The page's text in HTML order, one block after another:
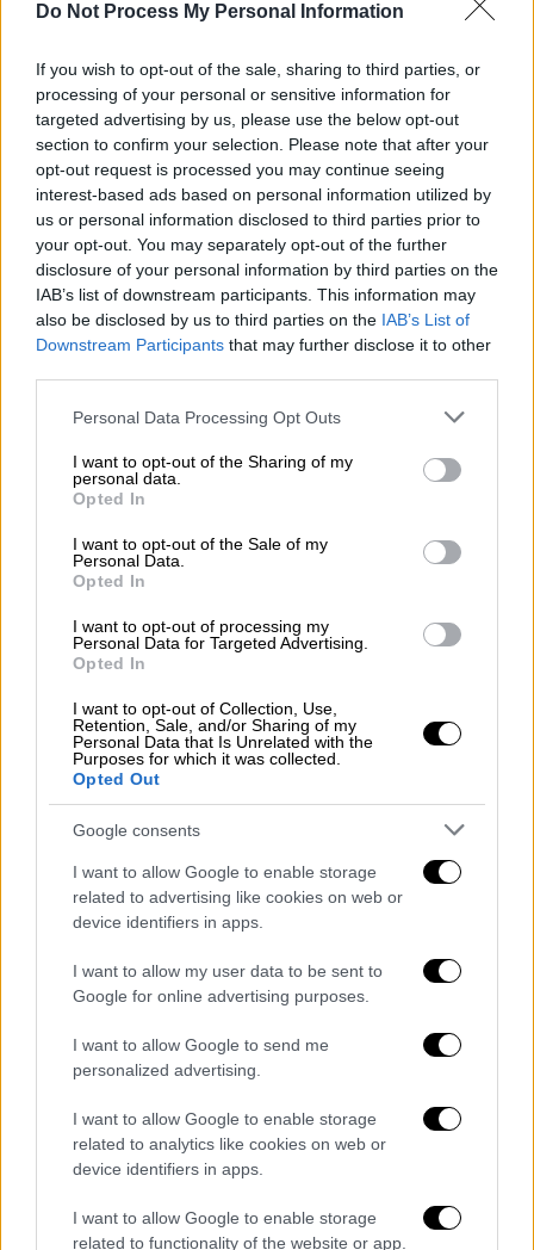
Do Not Process My Personal Information
If you wish to opt-out of the sale, sharing to third parties, or
processing of your personal or sensitive information for
targeted advertising by us, please use the below opt-out
section to confirm your selection. Please note that after your
opt-out request is processed you may continue seeing
interest-based ads based on personal information utilized by
us or personal information disclosed to third parties prior to
your opt-out. You may separately opt-out of the further
disclosure of your personal information by third parties on the
IAB’s list of downstream participants. This information may
also be disclosed by us to third parties on the IAB’s List of
Downstream Participants that may further disclose it to other
Please note that this website/app uses one or more Google
not limited to your visit or usage behaviour. You may click to
grant or deny consent to Google and its third-party tags to
use your data for below specified purposes in below Google
consent section.
Personal Data Processing Opt Outs
I want to opt-out of the Sharing of my
personal data.
Opted In
I want to opt-out of the Sale of my
Personal Data.
Opted In
I want to opt-out of processing my
Personal Data for Targeted Advertising.
Opted In
I want to opt-out of Collection, Use,
Retention, Sale, and/or Sharing of my
Personal Data that Is Unrelated with the
Purposes for which it was collected.
Opted Out
Google consents
I want to allow Google to enable storage
related to advertising like cookies on web or
device identifiers in apps.
I want to allow my user data to be sent to
Google for online advertising purposes.
I want to allow Google to send me
personalized advertising.
I want to allow Google to enable storage
related to analytics like cookies on web or
device identifiers in apps.
I want to allow Google to enable storage
related to functionality of the website or app.
επικεντρωθούμε περισσότερο στην άμυνα.
Προσπαθείς να χτίζεις περισσότερα
πράγματα μέσα στη χρονιά όσο αυτή κυλάει,
όπως και να ενσωματώνεις σημαντικούς
παίκτες. Μακάρι να φανεί όλο αυτό το
προϊόν που έχουμε φτιάξει στο παρκέ
αύριο».
Για τις αναμνήσεις του από το ΟΑΚΑ και το
αν αισθάνεται πιο άνετα, είπε: «Νομίζω ότι
ξέρω πως ο Μπαρτζώκας έχει πολύ καλό
ρεκόρ στο ΟΑΚΑ, οι γραμμές είναι πάντα
ίδιες. Είναι τιμή μου να επιστρέφω σε αυτό
το γήπεδο. Σίγουρα θα είναι πολύ
διαφορετικά, αλλά το σημαντικό είναι να
Για τα μηνύματα που έχει δεχθεί από
«Όλοι καταλαβαίνουμε την κατάσταση.
Είμαστε εδώ για να δώσουμε καλά 40 λεπτά.
Όλα έτσι κι αλλιώς θα ξεχαστούν μόλις
περάσουν αυτές οι μέρες».
Για το αν έχει μεγαλύτερη σημασία για
εκείνον η συμμετοχή σε Final Four ως
παίκτης ή ως προπονητής, τόνισε:
«Υπάρχουν πολλές κουβέντες που γίνονται.
Επαναλαμβάνομαι, το ξέρω. Προσπαθώ να
βάλω την ομάδα μου στην καλύτερη δυνατή
θέση για να πετύχει. Δεν σκέφτομαι τίποτα
άλλο. Θέλω απλώς να φύγω όσο πιο γρήγορα
γίνεται, να επιστρέψω στην προπόνηση και
να έχω το δείπνο μου με την οικογένεια και
Παπανικολάου: «Αν υπήρχε μαγικό
ραβδάκι...»
Ο Κώστας Παπανικολάου, από την πλευρά